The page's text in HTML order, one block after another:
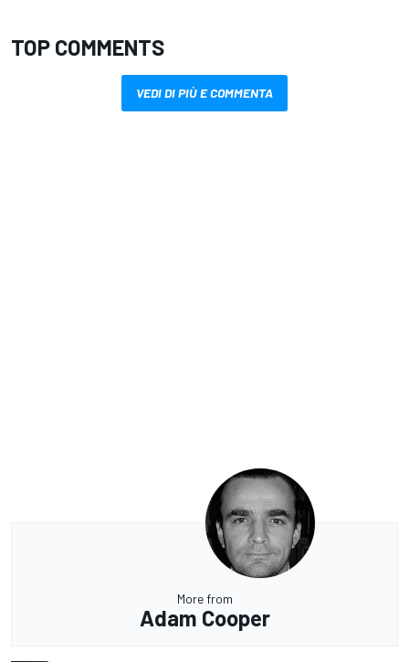
TOP COMMENTS
VEDI DI PIÙ E COMMENTA
More from
Adam Cooper